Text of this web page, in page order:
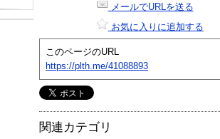
メールでURLを送る
お気に入りに追加する
このページのURL
https://plth.me/41088893
関連カテゴリ